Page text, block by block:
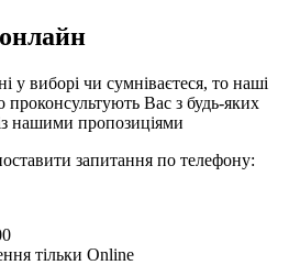
у виборі чи сумніваєтеся, то наші
проконсультують Вас з будь-яких
нашими пропозиціями
запитання по телефону:
тільки Online